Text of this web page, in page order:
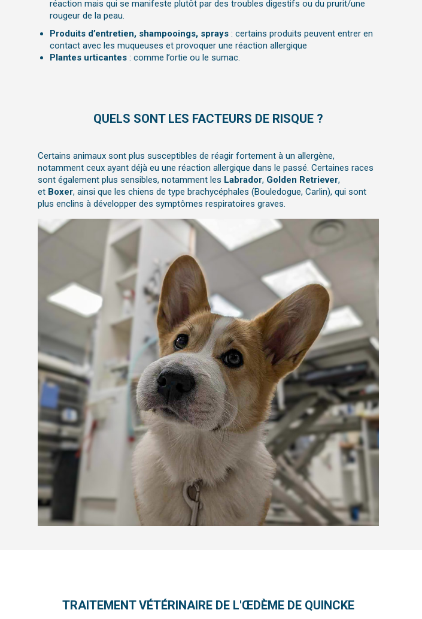
réaction mais qui se manifeste plutôt par des troubles digestifs ou du prurit/une
rougeur de la peau.
Produits d’entretien, shampooings, sprays : certains produits peuvent entrer en
contact avec les muqueuses et provoquer une réaction allergique
Plantes urticantes : comme l’ortie ou le sumac.
QUELS SONT LES FACTEURS DE RISQUE ?
Certains animaux sont plus susceptibles de réagir fortement à un allergène,
notamment ceux ayant déjà eu une réaction allergique dans le passé. Certaines races
sont également plus sensibles, notamment les Labrador, Golden Retriever,
et Boxer, ainsi que les chiens de type brachycéphales (Bouledogue, Carlin), qui sont
plus enclins à développer des symptômes respiratoires graves.
TRAITEMENT VÉTÉRINAIRE DE L'ŒDÈME DE QUINCKE